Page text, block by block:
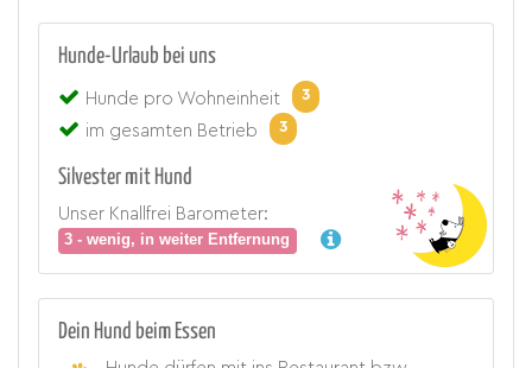
Hunde-Urlaub bei uns
Hunde pro Wohneinheit 3
im gesamten Betrieb 3
Silvester mit Hund
Unser Knallfrei Barometer:
3 - wenig, in weiter Entfernung
Dein Hund beim Essen